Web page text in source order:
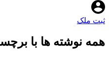
ثبت ملک
همه نوشته ها با